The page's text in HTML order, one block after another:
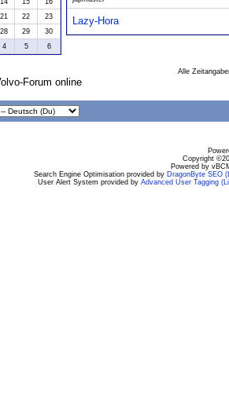
Lazy-Hora
14 15
16
21 22
23
28 29
30
4 5 6
Alle
Forum online
Copyright
Powered by
Search Engine Optimisation provided by DragonByte SEO
User Alert System provided by Advanced User Tagging